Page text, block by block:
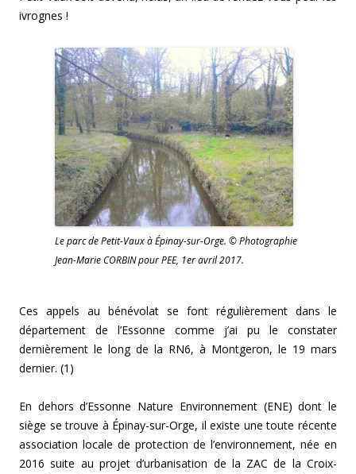
ivrognes !
Le parc de Petit-Vaux à Épinay-sur-Orge. © Photographie
Jean-Marie CORBIN pour PEE, 1er avril 2017.
Ces appels au bénévolat se font régulièrement dans le
département de l’Essonne comme j’ai pu le constater
dernièrement le long de la RN6, à Montgeron, le 19 mars
dernier. (1)
En dehors d’Essonne Nature Environnement (ENE) dont le
siège se trouve à Épinay-sur-Orge, il existe une toute récente
association locale de protection de l’environnement, née en
2016 suite au projet d’urbanisation de la ZAC de la Croix-